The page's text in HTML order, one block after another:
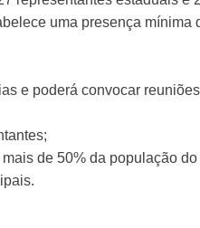
uma presença mínima
e poderá convocar
de 50% da população do